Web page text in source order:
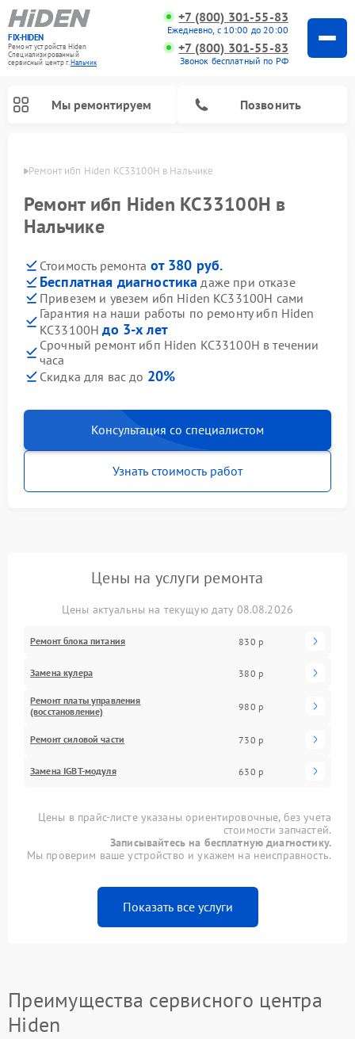
FIX-HIDEN
Ремонт устройств Hiden
Специализированный
cервисный центр г.Нальчик
+7 (800) 301-55-83
Ежедневно, с 10:00 до 20:00
+7 (800) 301-55-83
Звонок бесплатный по РФ
Мы ремонтируем Позвонить
Ремонт ибп Hiden KC33100H в Нальчике
Ремонт ибп Hiden KC33100H в
Нальчике
Стоимость ремонта от 380 руб.
Бесплатная диагностика даже при отказе
Привезем и увезем ибп Hiden KC33100H сами
Гарантия на наши работы по ремонту ибп Hiden
KC33100Hдо 3-х лет
Срочный ремонт ибп Hiden KC33100H в течении
часа
Скидка для вас до 20%
Консультация со специалистом
Узнать стоимость работ
Цены на услуги ремонта
Цены актуальны на текущую дату 08.08.2026
Ремонт блока питания 830 р
Замена кулера 380 р
Ремонт платы управления
(восстановление)
980 р
Ремонт силовой части 730 р
Замена IGBT-модуля 630 р
Цены в прайс-листе указаны ориентировочные, без учета
стоимости запчастей.
Записывайтесь на бесплатную диагностику.
Мы проверим ваше устройство и укажем на неисправность.
Показать все услуги
Преимущества сервисного центра
Hiden